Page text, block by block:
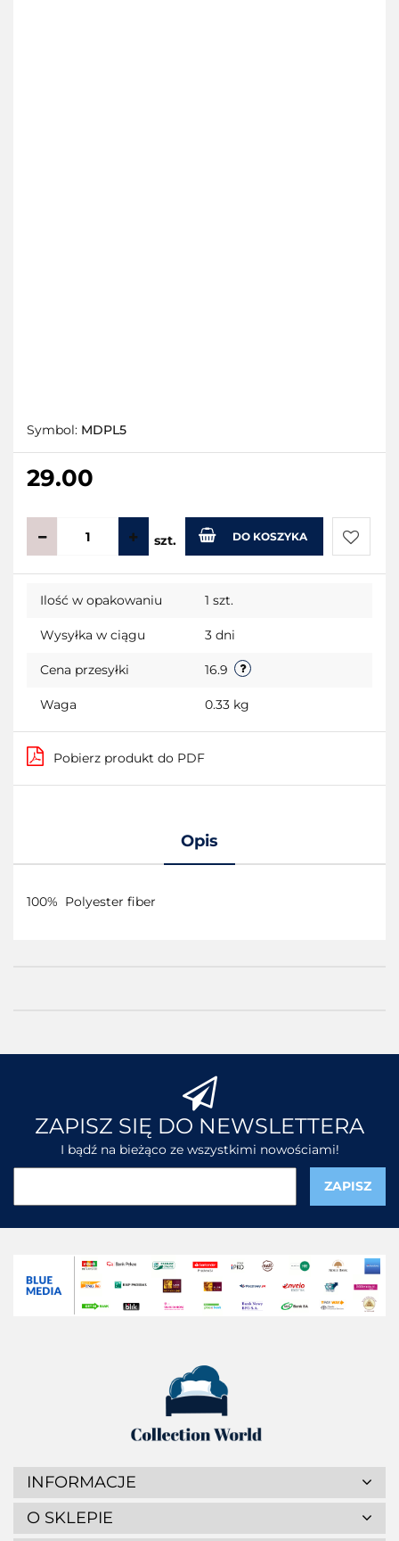
Symbol: MDPL5
29.00
szt. DO KOSZYKA
Do
Ilość w opakowaniu 1 szt.
Wysyłka w ciągu 3 dni
Cena przesyłki 16.9
Waga 0.33 kg
Pobierz produkt do PDF
Opis
100% Polyester fiber
ZAPISZ SIĘ DO NEWSLETTERA
I bądź na bieżąco ze wszystkimi nowościami!
INFORMACJE
O SKLEPIE